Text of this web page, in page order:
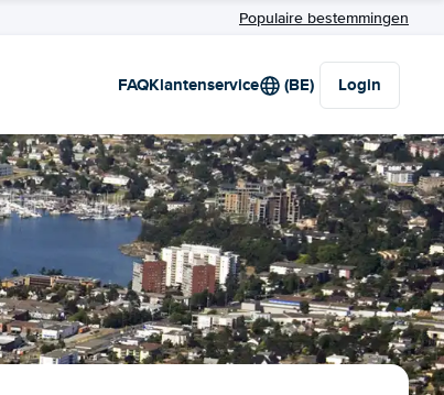
Populaire bestemmingen
FAQKlantenservice (BE) Login